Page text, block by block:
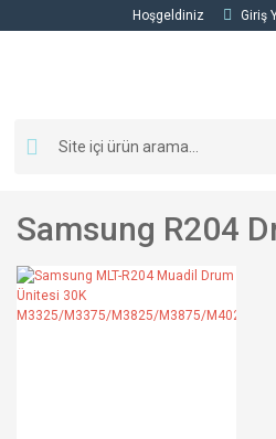
Hoşgeldiniz Giriş
Samsung R204